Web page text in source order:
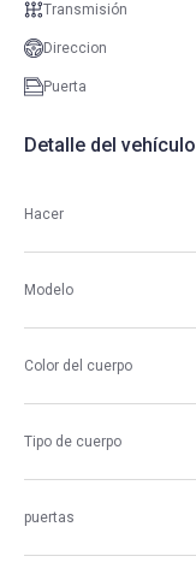
Transmisión
Direccion
Puerta
Detalle del vehículo
Hacer
Modelo
Color del cuerpo
Tipo de cuerpo
puertas